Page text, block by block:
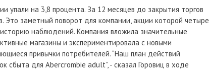
упали на 3,8 процента. За 12 месяцев до закрытия торгов
Это заметный поворот для компании, акции которой четыре
наблюдений. Компания вложила значительные
магазины и экспериментировала с новыми
привычки потребителей. “Наш план действий
для Abercrombie adult”, - сказал Горовиц в ходе